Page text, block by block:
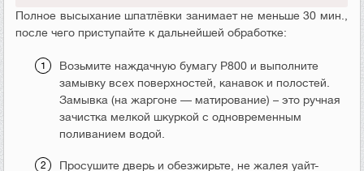
Полное высыхание шпатлёвки занимает не меньше 30 мин.,
после чего приступайте к дальнейшей обработке:
Возьмите наждачную бумагу Р800 и выполните
замывку всех поверхностей, канавок и полостей.
Замывка (на жаргоне — матирование) – это ручная
зачистка мелкой шкуркой с одновременным
поливанием водой.
Просушите дверь и обезжирьте, не жалея уайт-